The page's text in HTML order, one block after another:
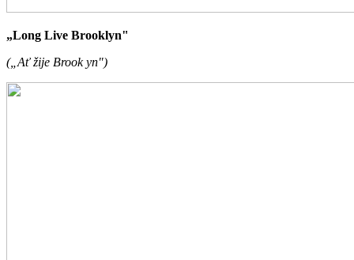
„Long Live Brooklyn"
(„Ať žije Brook yn")